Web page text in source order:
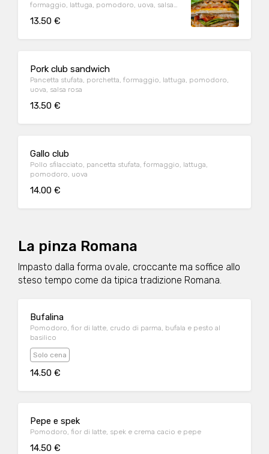
formaggio, lattuga, pomodoro, uova, salsa
13.50 €
Pork club sandwich
Pancetta stufata, porchetta, formaggio, lattuga, pomodoro,
uova, salsa rosa
13.50 €
Gallo club
Pollo sfilacciato, pancetta stufata, formaggio, lattuga,
pomodoro, uova
14.00 €
La pinza Romana
Impasto dalla forma ovale, croccante ma soffice allo
steso tempo come da tipica tradizione Romana.
Bufalina
Pomodoro, fior di latte, crudo di parma, bufala e pesto al
basilico
Solo cena
14.50 €
Pepe e spek
Pomodoro, fior di latte, spek e crema cacio e pepe
14.50 €